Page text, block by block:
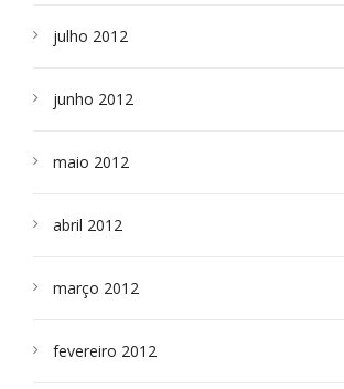
julho 2012
junho 2012
maio 2012
abril 2012
março 2012
fevereiro 2012